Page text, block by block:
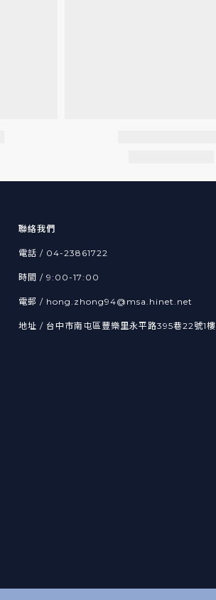
聯絡我們
電話 / 04-23861722
時間 / 9:00-17:00
電郵 / hong.zhong94@msa.hinet.net
地址 / 台中市南屯區豐樂里永平路395巷22號1樓